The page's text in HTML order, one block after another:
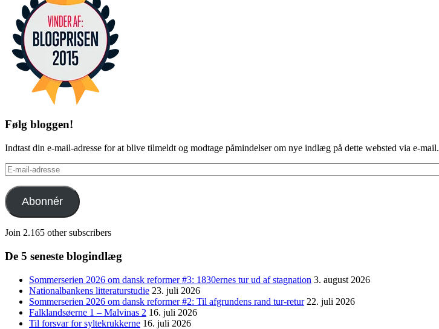
Følg bloggen!
Indtast din e-mail-adresse for at blive tilmeldt og modtage påmindelser om nye indlæg på dette websted via e-mail.
E-
mail-
adresse
Abonnér
Join 2.165 other subscribers
De 5 seneste blogindlæg
Sommerserien 2026 om dansk reformer #3: 1830ernes tur ud af stagnation 3. august 2026
Nationalbankens litteraturstudie 23. juli 2026
Sommerserien 2026 om dansk reformer #2: Til afgrundens rand tur-retur 22. juli 2026
Falklandsøerne 1 – Malvinas 2 16. juli 2026
Til forsvar for syltekrukkerne 16. juli 2026